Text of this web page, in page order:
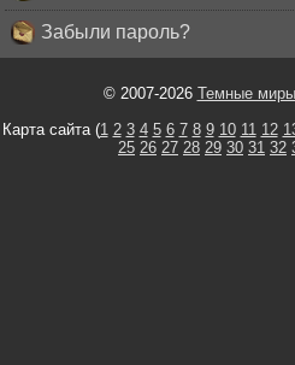
Забыли пароль?
© 2007-2026 Темные миры
Карта сайта (1 2 3 4 5 6 7 8 9 10 11 12
25 26 27 28 29 30 31 32